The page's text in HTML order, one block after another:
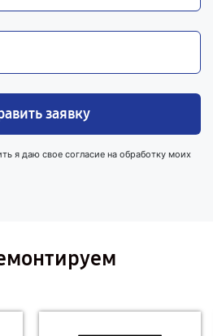
заявку
я даю свое согласие на обработку моих